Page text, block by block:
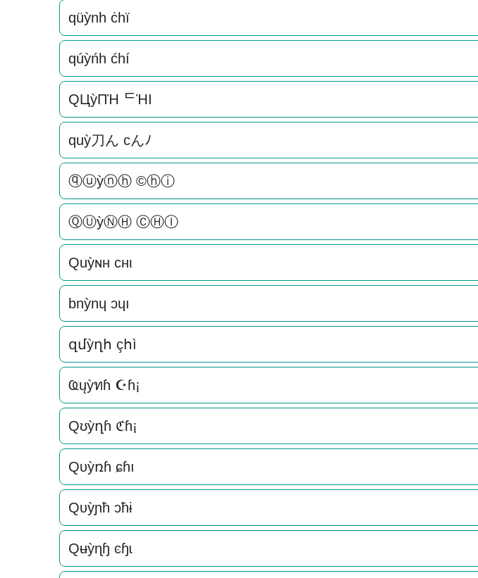
qüỳnh ċhï
qúỳńh ćhí
QЦỳПΉ ᄃΉI
quỳ刀ん cんﾉ
ⓠⓤỳⓝⓗ ©ⓗⓘ
ⓆⓊỳⓃⒽ ⒸⒽⒾ
Quỳɴн cнι
bnỳnɥ ɔɥı
զմỳղհ çհì
Ҩųỳทɦ ☪ɦ¡
Qʊỳղɦ ℭɦ¡
Qυỳռɦ ɕɦı
Qυỳɲħ ɔħɨ
Qʉỳɳɧ ͼɧɩ